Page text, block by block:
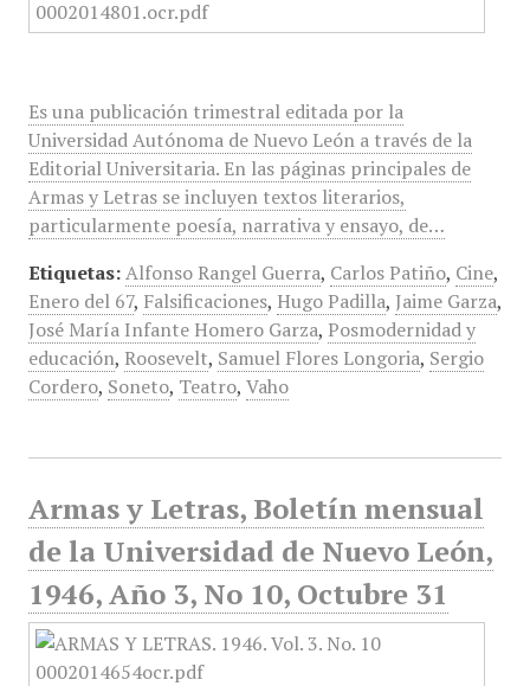
Es una publicación trimestral editada por la
Universidad Autónoma de Nuevo León a través de la
Editorial Universitaria. En las páginas principales de
Armas y Letras se incluyen textos literarios,
particularmente poesía, narrativa y ensayo, de…
Etiquetas: Alfonso Rangel Guerra, Carlos Patiño, Cine,
Enero del 67, Falsificaciones, Hugo Padilla, Jaime Garza,
José María Infante Homero Garza, Posmodernidad y
educación, Roosevelt, Samuel Flores Longoria, Sergio
Cordero, Soneto, Teatro, Vaho
Armas y Letras, Boletín mensual
de la Universidad de Nuevo León,
1946, Año 3, No 10, Octubre 31